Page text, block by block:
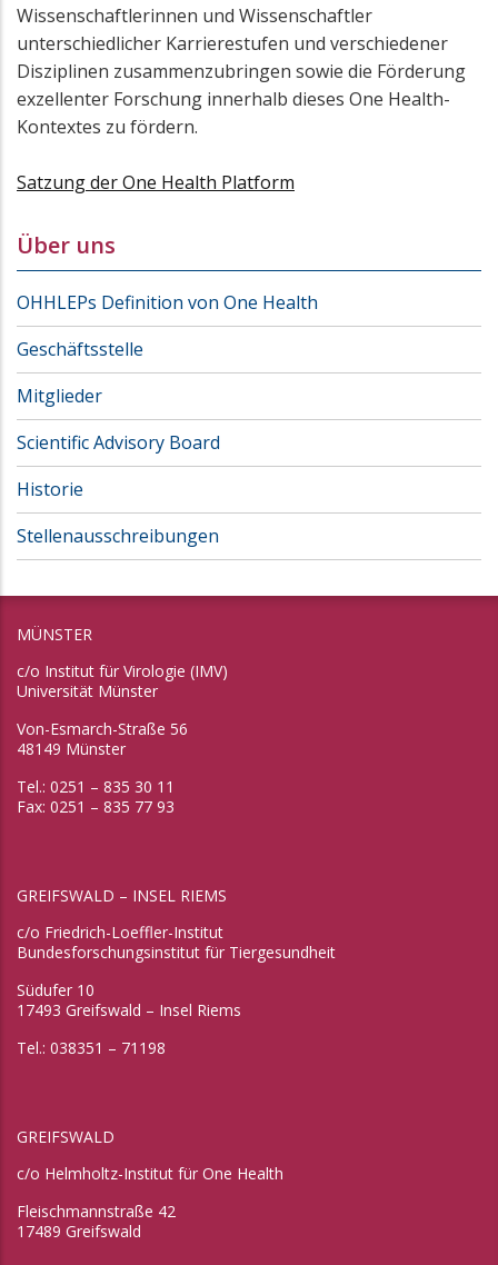
Wissenschaftlerinnen und Wissenschaftler
unterschiedlicher Karrierestufen und verschiedener
Disziplinen zusammenzubringen sowie die Förderung
exzellenter Forschung innerhalb dieses One Health-
Kontextes zu fördern.
Satzung der One Health Platform
Über uns
OHHLEPs Definition von One Health
Geschäftsstelle
Mitglieder
Scientific Advisory Board
Historie
Stellenausschreibungen
MÜNSTER
c/o Institut für Virologie (IMV)
Universität Münster
Von-Esmarch-Straße 56
48149 Münster
Tel.: 0251 – 835 30 11
Fax: 0251 – 835 77 93
GREIFSWALD – INSEL RIEMS
c/o Friedrich-Loeffler-Institut
Bundesforschungsinstitut für Tiergesundheit
Südufer 10
17493 Greifswald – Insel Riems
Tel.: 038351 – 71198
GREIFSWALD
c/o Helmholtz-Institut für One Health
Fleischmannstraße 42
17489 Greifswald